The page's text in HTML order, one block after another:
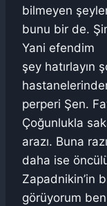
bilmeyen
bunu bir de.
Yani efendim
şey hatırlayın
perperi Şen.
Çoğunlukla
arazı. Buna
daha ise
Zapadnikin’in
görüyorum